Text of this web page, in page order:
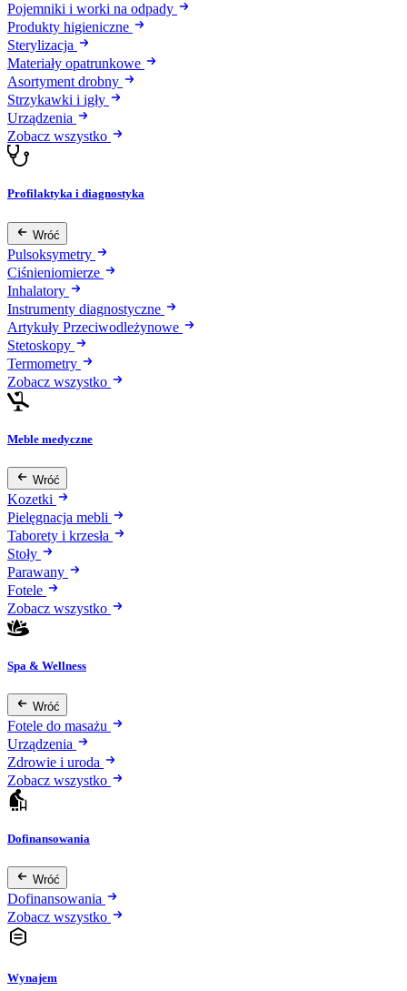
Pojemniki i worki na odpady
Produkty higieniczne
Sterylizacja
Materiały opatrunkowe
Asortyment drobny
Strzykawki i igły
Urządzenia
Zobacz wszystko
Profilaktyka i diagnostyka
Wróć
Pulsoksymetry
Ciśnieniomierze
Inhalatory
Instrumenty diagnostyczne
Artykuły Przeciwodleżynowe
Stetoskopy
Termometry
Zobacz wszystko
Meble medyczne
Wróć
Kozetki
Pielęgnacja mebli
Taborety i krzesła
Stoły
Parawany
Fotele
Zobacz wszystko
Spa & Wellness
Wróć
Fotele do masażu
Urządzenia
Zdrowie i uroda
Zobacz wszystko
Dofinansowania
Wróć
Dofinansowania
Zobacz wszystko
Wynajem